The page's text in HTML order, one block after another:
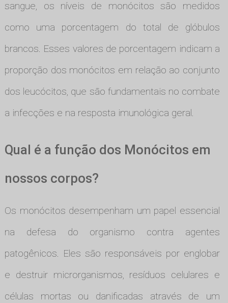
sangue, os níveis de monócitos são medidos
como uma porcentagem do total de glóbulos
brancos. Esses valores de porcentagem indicam a
proporção dos monócitos em relação ao conjunto
dos leucócitos, que são fundamentais no combate
a infecções e na resposta imunológica geral.
Qual é a função dos Monócitos em
nossos corpos?
Os monócitos desempenham um papel essencial
na defesa do organismo contra agentes
patogênicos. Eles são responsáveis por englobar
e destruir microrganismos, resíduos celulares e
células mortas ou danificadas através de um